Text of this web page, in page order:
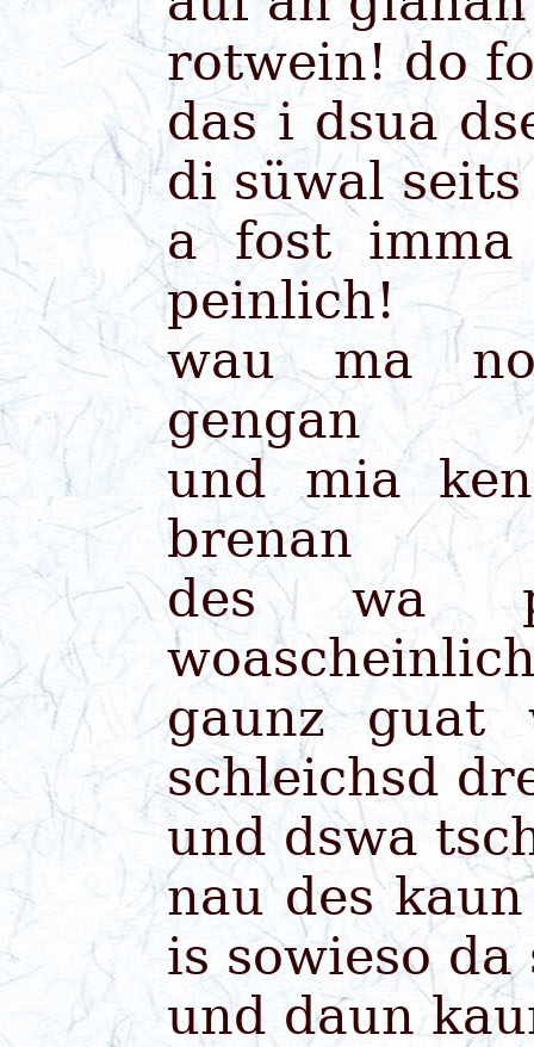
rotwein! do
das i dsua
di süwal
a fost
peinlich!
wau ma
gengan
und mia
brenan
des wa
gaunz guat
schleichsd
und dswa
nau des
is sowieso
und daun